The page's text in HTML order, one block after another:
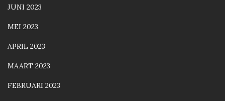
JUNI 2023
MEI 2023
APRIL 2023
MAART 2023
FEBRUARI 2023